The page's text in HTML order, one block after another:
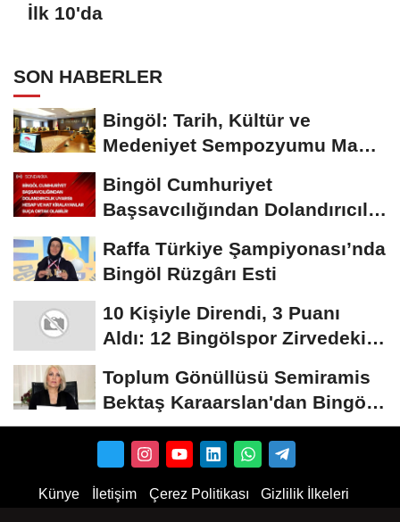
İlk 10'da
SON HABERLER
Bingöl: Tarih, Kültür ve
Medeniyet Sempozyumu Mayıs
Bingöl Cumhuriyet
Başsavcılığından Dolandırıcılık
Raffa Türkiye Şampiyonası’nda
Bingöl Rüzgârı Esti
10 Kişiyle Direndi, 3 Puanı
Aldı: 12 Bingölspor Zirvedeki
Toplum Gönüllüsü Semiramis
Bektaş Karaarslan'dan Bingöl
İçin Deprem...
Künye İletişim Çerez Politikası Gizlilik İlkeleri